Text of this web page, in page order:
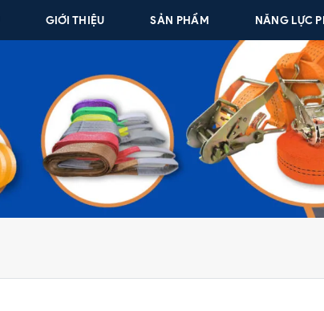
GIỚI THIỆU SẢN PHẨM NĂNG LỰC